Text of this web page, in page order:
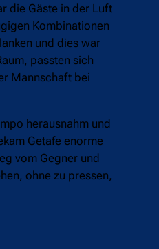
die Gäste in der Luft
Kombinationen
und dies war
passten sich
Mannschaft bei
herausnahm und
Getafe enorme
vom Gegner und
ohne zu pressen,